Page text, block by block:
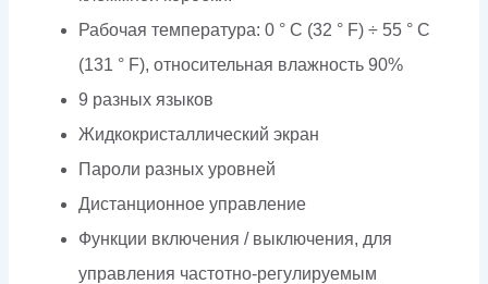
Рабочая температура: 0 ° C (32 ° F) ÷ 55 ° C
(131 ° F), относительная влажность 90%
9 разных языков
Жидкокристаллический экран
Пароли разных уровней
Дистанционное управление
Функции включения / выключения, для
управления частотно-регулируемым